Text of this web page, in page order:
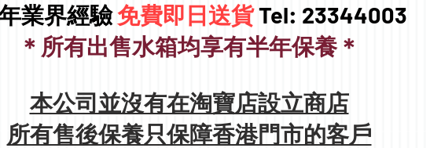
業界經驗免費即日送貨Tel: 23344003
＊所有出售水箱均享有半年保養＊
本公司並沒有在淘寶店設立商店
所有售後保養只保障香港門市的客戶